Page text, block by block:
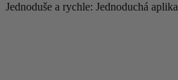
Jednoduše a rychle: Jednoduchá